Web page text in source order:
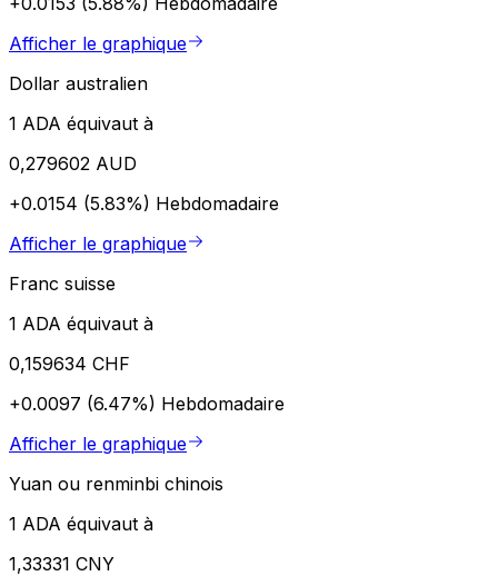
Afficher le graphique
Dollar australien
1 ADA équivaut à
0,279602 AUD
+0.0154 (5.83%) Hebdomadaire
Afficher le graphique
Franc suisse
1 ADA équivaut à
0,159634 CHF
+0.0097 (6.47%) Hebdomadaire
Afficher le graphique
Yuan ou renminbi chinois
1 ADA équivaut à
1,33331 CNY